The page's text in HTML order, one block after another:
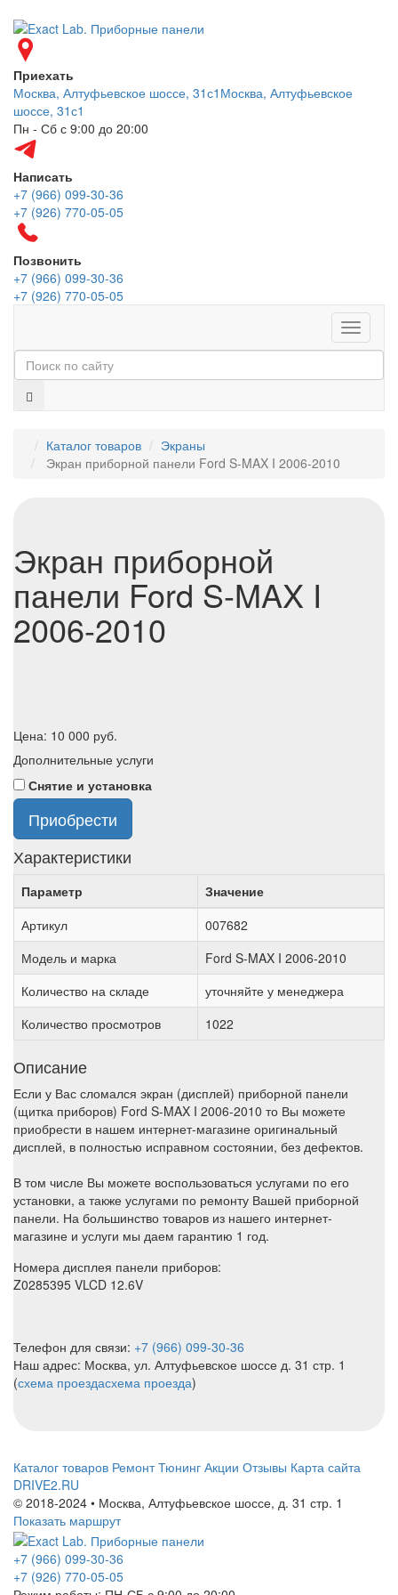
Приехать
Москва, Алтуфьевское шоссе, 31с1 Москва, Алтуфьевское
шоссе, 31с1
Пн - Сб с 9:00 до 20:00
Написать
+7 (966) 099-30-36
+7 (926) 770-05-05
Позвонить
+7 (966) 099-30-36
+7 (926) 770-05-05
Меню
Каталог товаров
Экраны
Экран приборной панели Ford S-MAX I 2006-2010
Экран приборной
панели Ford S-MAX I
2006-2010
Цена: 10 000 руб.
Дополнительные услуги
Снятие и установка
Приобрести
Характеристики
Параметр
Значение
Артикул
007682
Модель и марка
Ford S-MAX I 2006-2010
Количество на складе
уточняйте у менеджера
Количество просмотров
1022
Описание
Если у Вас сломался экран (дисплей) приборной панели
(щитка приборов) Ford S-MAX I 2006-2010 то Вы можете
приобрести в нашем интернет-магазине оригинальный
дисплей, в полностью исправном состоянии, без дефектов.
В том числе Вы можете воспользоваться услугами по его
установки, а также услугами по ремонту Вашей приборной
панели. На большинство товаров из нашего интернет-
магазине и услуги мы даем гарантию 1 год.
Номера дисплея панели приборов:
Z0285395 VLCD 12.6V
Телефон для связи: +7 (966) 099-30-36
Наш адрес: Москва, ул. Алтуфьевское шоссе д. 31 стр. 1
(схема проездасхема проезда)
Каталог товаров Ремонт Тюнинг Акции Отзывы Карта сайта
DRIVE2.RU
© 2018-2024 • Москва, Алтуфьевское шоссе, д. 31 стр. 1
Показать маршрут
+7 (966) 099-30-36
+7 (926) 770-05-05